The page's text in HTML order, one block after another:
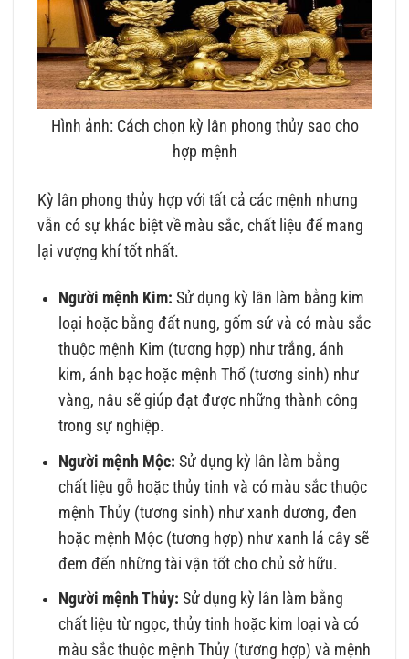
Hình ảnh: Cách chọn kỳ lân phong thủy sao cho
hợp mệnh
Kỳ lân phong thủy hợp với tất cả các mệnh nhưng
vẫn có sự khác biệt về màu sắc, chất liệu để mang
lại vượng khí tốt nhất.
Người mệnh Kim: Sử dụng kỳ lân làm bằng kim
loại hoặc bằng đất nung, gốm sứ và có màu sắc
thuộc mệnh Kim (tương hợp) như trắng, ánh
kim, ánh bạc hoặc mệnh Thổ (tương sinh) như
vàng, nâu sẽ giúp đạt được những thành công
trong sự nghiệp.
Người mệnh Mộc: Sử dụng kỳ lân làm bằng
chất liệu gỗ hoặc thủy tinh và có màu sắc thuộc
mệnh Thủy (tương sinh) như xanh dương, đen
hoặc mệnh Mộc (tương hợp) như xanh lá cây sẽ
đem đến những tài vận tốt cho chủ sở hữu.
Người mệnh Thủy: Sử dụng kỳ lân làm bằng
chất liệu từ ngọc, thủy tinh hoặc kim loại và có
màu sắc thuộc mệnh Thủy (tương hợp) và mệnh